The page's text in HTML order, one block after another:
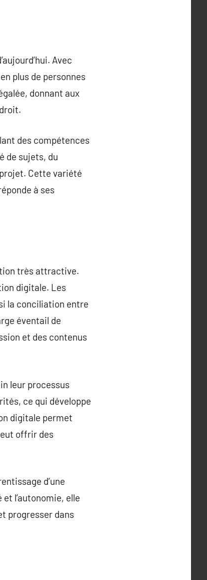
Avec
plus de personnes
donnant aux
des compétences
de sujets, du
Cette variété
à ses
très attractive.
digitale. Les
la conciliation entre
éventail de
et des contenus
leur processus
ce qui développe
digitale permet
offrir des
d’une
l’autonomie, elle
progresser dans